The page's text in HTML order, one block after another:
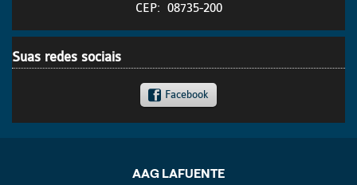
CEP: 08735-200
Suas redes sociais
Facebook
AAG LAFUENTE